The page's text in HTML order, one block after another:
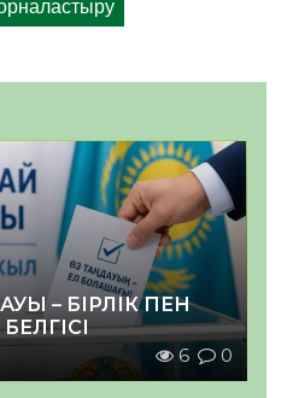
– БІРЛІК ПЕН
6 0